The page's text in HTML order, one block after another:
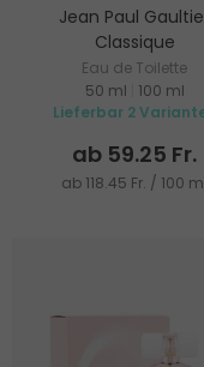
Jean Paul
Classique
Eau de Toilette
50 ml
100 ml
Lieferbar 2
ab 59.25 Fr.
ab 118.45 Fr. / 100